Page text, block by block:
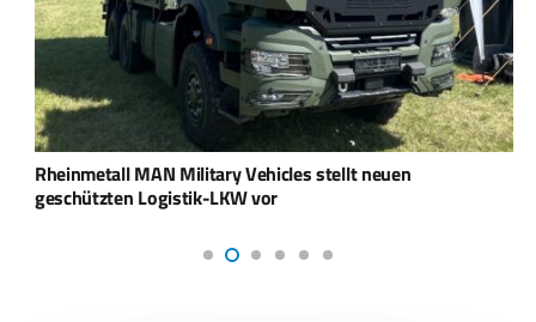
Rheinmetall MAN Military Vehicles stellt neuen
geschützten Logistik-LKW vor